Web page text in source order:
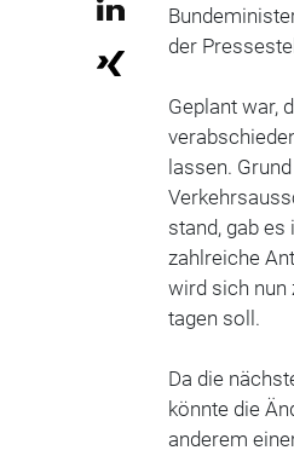
der
Geplant war,
lassen.
stand, gab
zahlreiche
wird sich nun
tagen soll.
Da die
könnte die
anderem